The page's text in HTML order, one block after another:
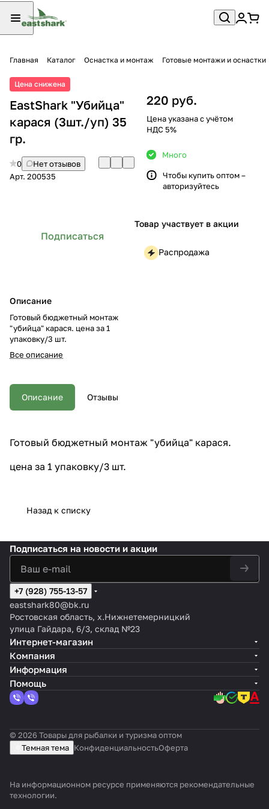
Главная Каталог Оснастка и монтаж Готовые монтажи и оснастки
Цена снижена
EastShark "Убийца"
карася (3шт./уп) 35
гр.
0
Нет отзывов
Арт. 200535
Подписаться
Описание
Готовый бюджетный монтаж
"убийца" карася. цена за 1
упаковку/3 шт.
Все описание
220 руб.
Цена указана с учётом
НДС 5%
Много
Чтобы купить оптом –
авторизуйтесь
Товар участвует в акции
Распродажа
Описание Отзывы
Готовый бюджетный монтаж "убийца" карася.
цена за 1 упаковку/3 шт.
Назад к списку
Подписаться на новости и акции
+7 (928) 755-13-57
eastshark80@bk.ru
Ростовская область, х.Нижнетемерницкий
улица Гайдара, 6/3, склад №23
Интернет-магазин
Компания
Информация
Помощь
© 2026 Товары для рыбалки и туризма оптом
Темная тема КонфиденциальностьОферта
На информационном ресурсе применяются рекомендательные
технологии.